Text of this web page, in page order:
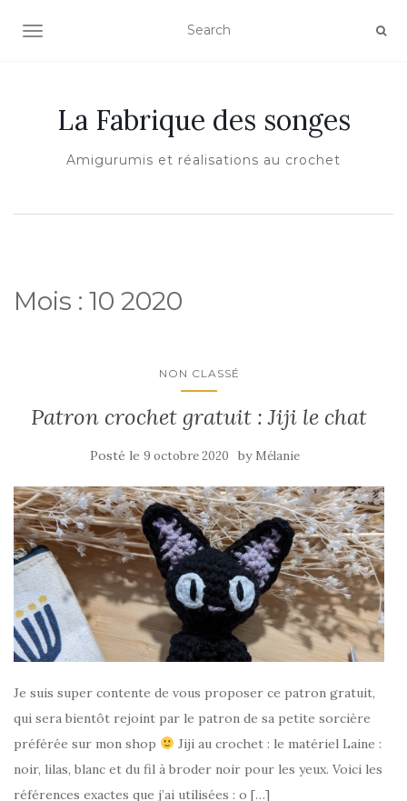
AFFICHER/MASQUER LA NAVIGATION
La Fabrique des songes
Amigurumis et réalisations au crochet
Mois : 10 2020
NON CLASSÉ
Patron crochet gratuit : Jiji le chat
Posté le 9 octobre 2020 by Mélanie
Je suis super contente de vous proposer ce patron gratuit,
qui sera bientôt rejoint par le patron de sa petite sorcière
préférée sur mon shop
Jiji au crochet : le matériel Laine :
noir, lilas, blanc et du fil à broder noir pour les yeux. Voici les
références exactes que j’ai utilisées : o […]